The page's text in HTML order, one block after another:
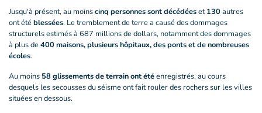
Jusqu'à présent, au moinscinq personnes sont décédéeset130autres
ont étéblessées. Le tremblement de terre a causé des dommages
structurels estimés à 687 millions de dollars, notamment des dommages
à plus de400 maisons, plusieurs hôpitaux, des ponts et de nombreuses
écoles.
Au moins 58 glissements de terrain ont étéenregistrés, au cours
desquels les secousses du séisme ont fait rouler des rochers sur les villes
situées en dessous.